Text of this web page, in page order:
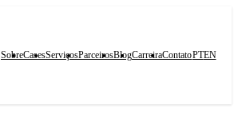
SobreCasesServiçosParceirosBlogCarreiraContatoPTEN